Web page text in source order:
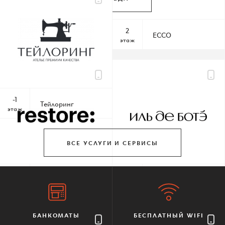
По всем вопросам
Шереметьевская д.6, к.1
КАК ДОБРАТЬСЯ
Перекресток 2
этаж ECCO
-1
этаж Тейлоринг
ВСЕ УСЛУГИ И СЕРВИСЫ
БАНКОМАТЫ БЕСПЛАТНЫЙ WIFI